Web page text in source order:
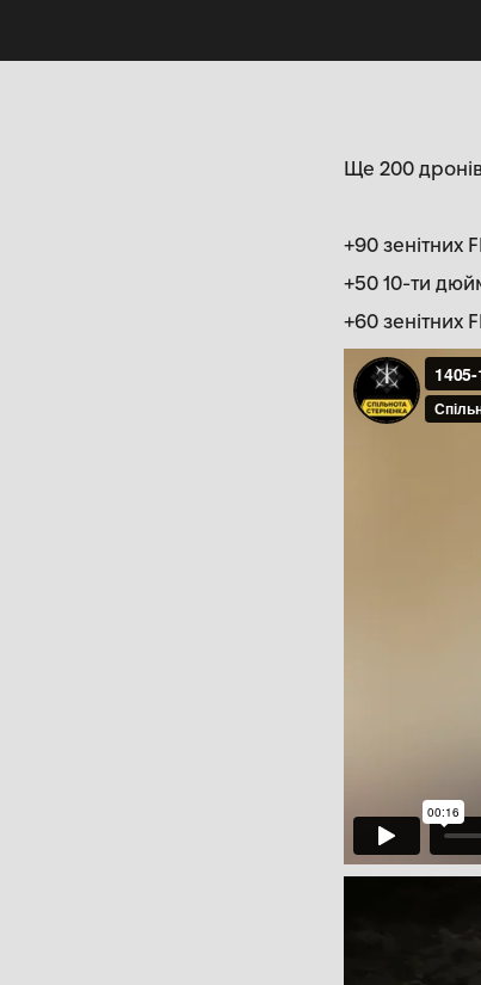
Ще 200
+90 зенітних
+50 10-ти
+60 зенітних